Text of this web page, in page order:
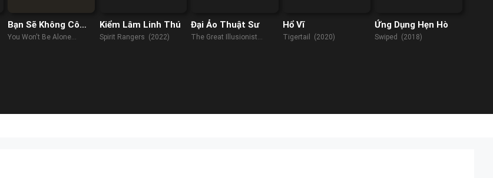
Bạn Sẽ Không Cô
Đơn
You Won't Be Alone
Kiểm Lâm Linh Thú
Spirit Rangers (2022)
Đại Ảo Thuật Sư
The Great Illusionist
Hổ Vĩ
Tigertail (2020)
Ứng Dụng Hẹn Hò
Swiped (2018)